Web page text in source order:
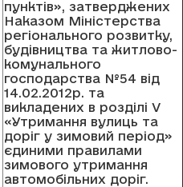
пунктів», затверджених
Наказом Міністерства
регіонального розвитку,
будівництва та житлово-
комунального
господарства №54 від
14.02.2012р. та
викладених в розділі V
«Утримання вулиць та
доріг у зимовий період»
єдиними правилами
зимового утримання
автомобільних доріг.